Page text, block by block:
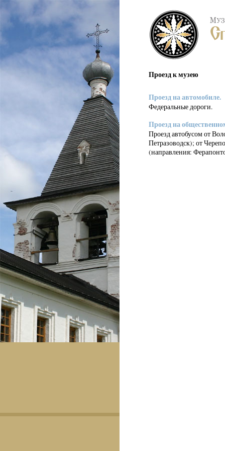
Проезд к музею
Проезд на автомобиле.
Федеральные дороги.
Проезд на
Проезд автобусом от
Петразоводск); от
(направления: